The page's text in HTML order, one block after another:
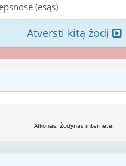
(esąs)
Atversti kitą žodį
Alkonas. Žodynas internete.